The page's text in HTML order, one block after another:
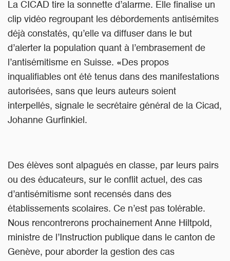
La CICAD tire la sonnette d’alarme. Elle finalise un
clip vidéo regroupant les débordements antisémites
déjà constatés, qu’elle va diffuser dans le but
d’alerter la population quant à l’embrasement de
l’antisémitisme en Suisse. «Des propos
inqualifiables ont été tenus dans des manifestations
autorisées, sans que leurs auteurs soient
interpellés, signale le secrétaire général de la Cicad,
Johanne Gurfinkiel.
Des élèves sont alpagués en classe, par leurs pairs
ou des éducateurs, sur le conflit actuel, des cas
d’antisémitisme sont recensés dans des
établissements scolaires. Ce n’est pas tolérable.
Nous rencontrerons prochainement Anne Hiltpold,
ministre de l’Instruction publique dans le canton de
Genève, pour aborder la gestion des cas